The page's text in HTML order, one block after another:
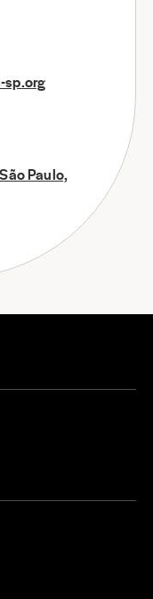
sp.org
Paulo,